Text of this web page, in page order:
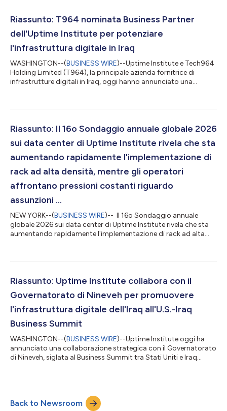
Riassunto: T964 nominata Business Partner
dell'Uptime Institute per potenziare
l'infrastruttura digitale in Iraq
WASHINGTON--(BUSINESS WIRE)--Uptime Institute e Tech964
Holding Limited (T964), la principale azienda fornitrice di
infrastrutture digitali in Iraq, oggi hanno annunciato una
importante autorità mondiale in materia di standard di
critica alla base dell'economia digitale irachena. L'accordo è
Riassunto: Il 16o Sondaggio annuale globale 2026
sui data center di Uptime Institute rivela che sta
aumentando rapidamente l'implementazione di
rack ad alta densità, mentre gli operatori
affrontano pressioni costanti riguardo
assunzioni ...
NEW YORK--(BUSINESS WIRE)-- Il 16o Sondaggio annuale
globale 2026 sui data center di Uptime Institute rivela che sta
aumentando rapidamente l'implementazione di rack ad alta
oggi ha pubblicato i risultati del suo 16o Annual Global Data
studio più completo del settore delle infrastrutture digitali. I
Riassunto: Uptime Institute collabora con il
Governatorato di Nineveh per promuovere
l'infrastruttura digitale dell'Iraq all'U.S.-Iraq
Business Summit
WASHINGTON--(BUSINESS WIRE)--Uptime Institute oggi ha
annunciato una collaborazione strategica con il Governatorato
di Nineveh, siglata al Business Summit tra Stati Uniti e Iraq
stato firmato il 17 luglio 2026, durante la visita ufficiale negli
Stati Uniti del Primo Ministro iracheno Ali Al-Zaidi. Uptime
Back to Newsroom